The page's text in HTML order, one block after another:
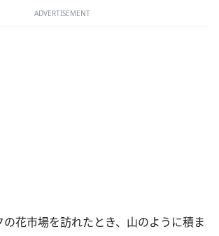
ADVERTISEMENT
花市場を訪れたとき、山のように積ま